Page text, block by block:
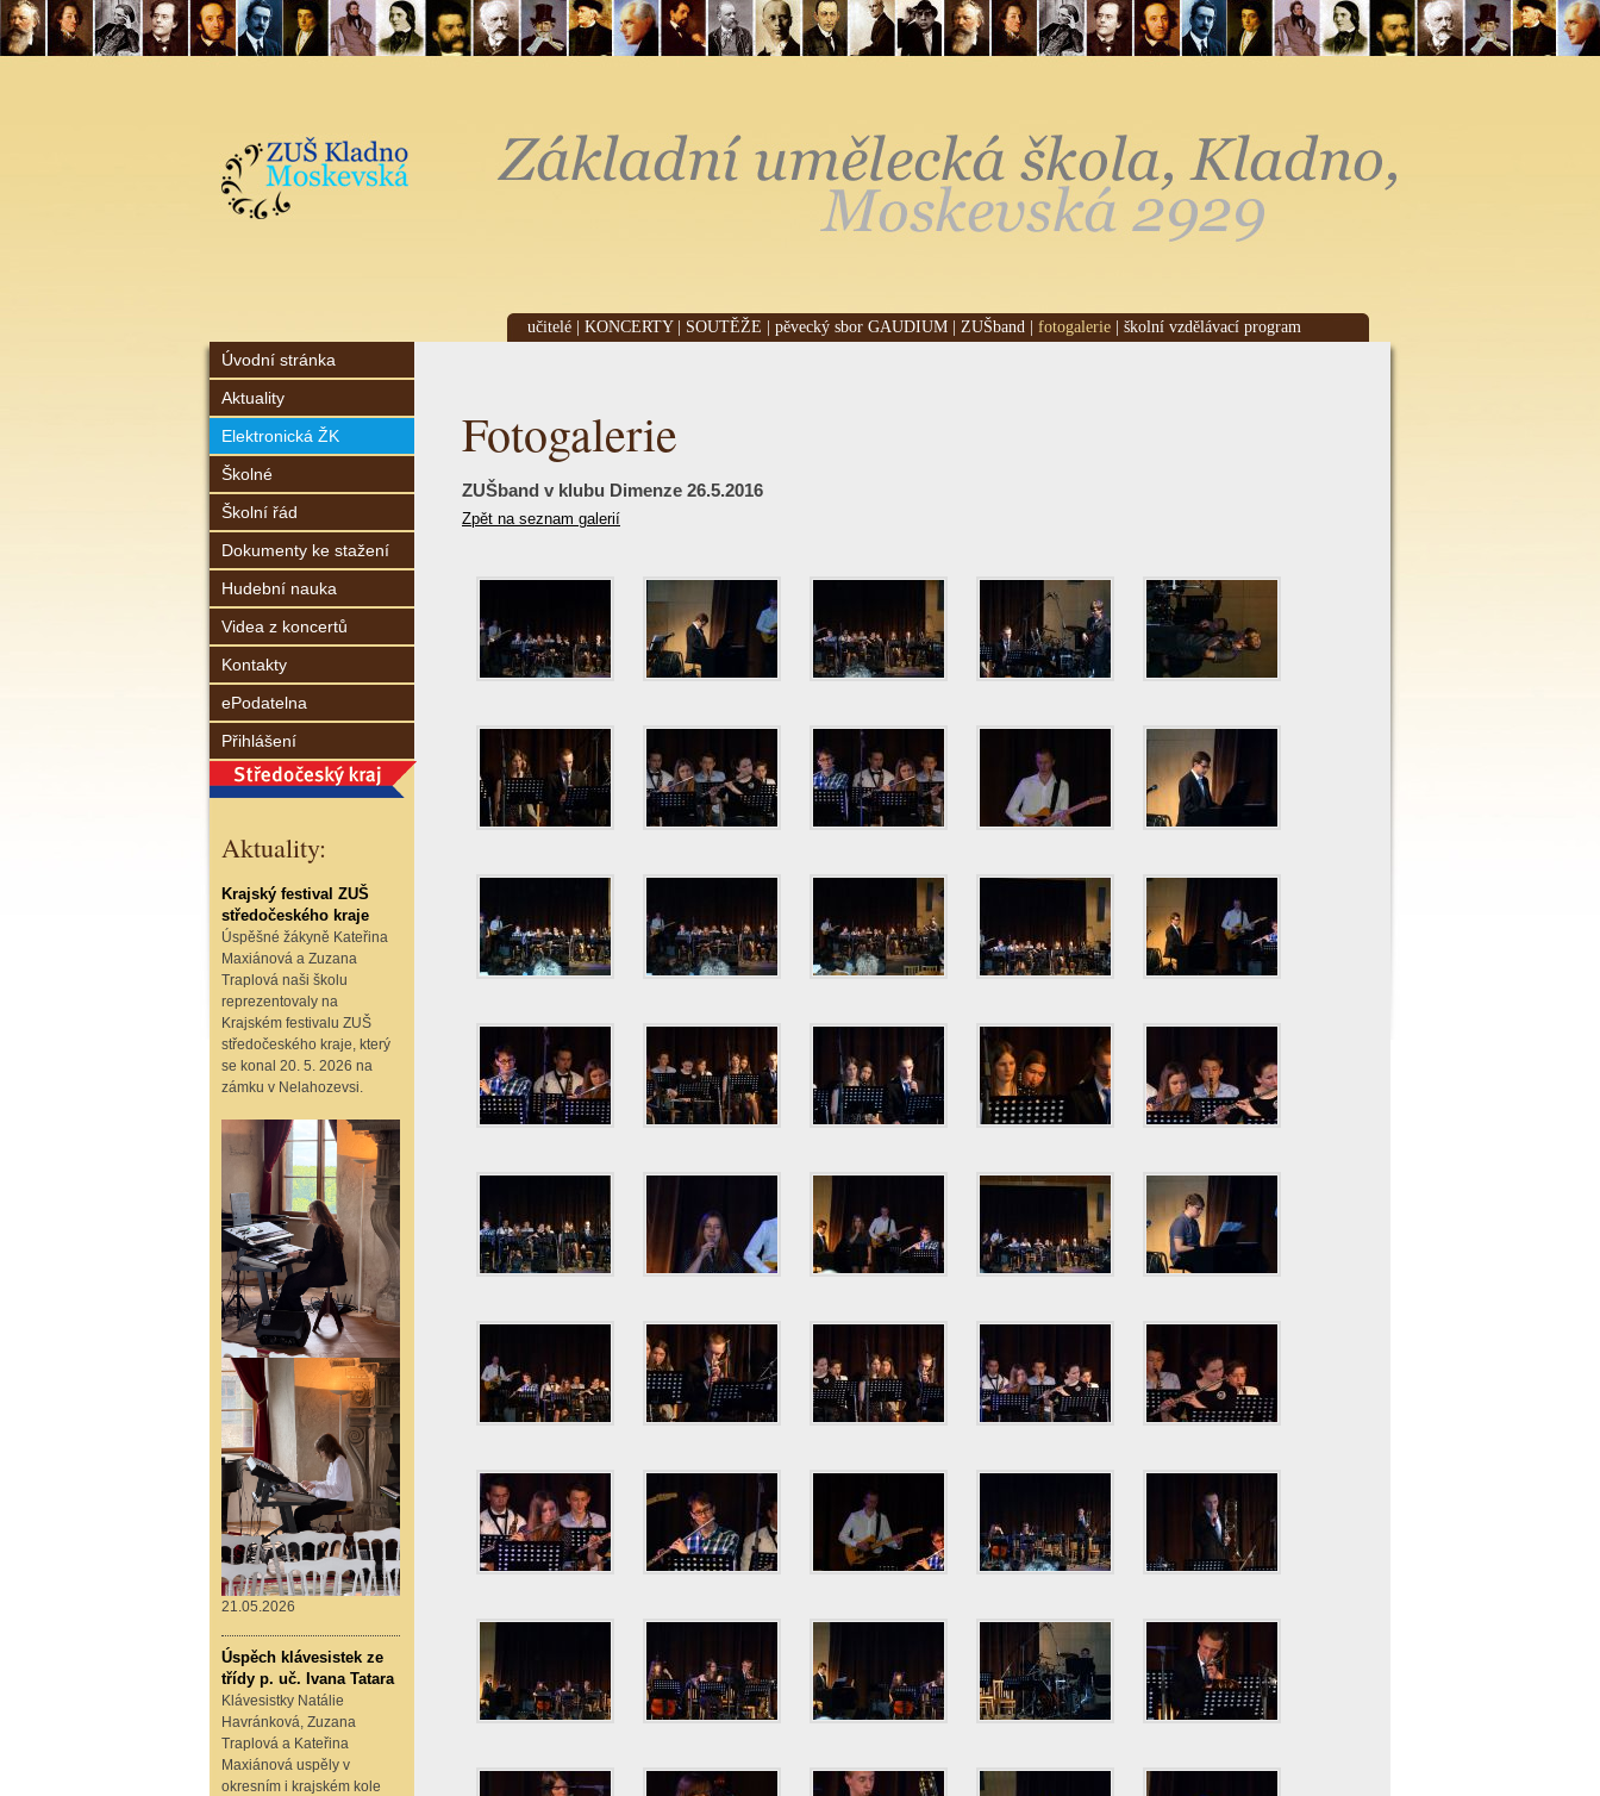
učitelé KONCERTY| SOUTĚŽE pěvecký sbor GAUDIUM ZUŠband fotogalerie školní vzdělávací program
Úvodní stránka
Aktuality
Elektronická ŽK
Školné
Školní řád
Dokumenty ke stažení
Hudební nauka
Videa z koncertů
Kontakty
ePodatelna
Přihlášení
Fotogalerie
ZUŠband v klubu Dimenze 26.5.2016
Zpět na seznam galerií
Aktuality:
Krajský festival ZUŠ
středočeského kraje
Úspěšné žákyně Kateřina
Maxiánová a Zuzana
Traplová naši školu
reprezentovaly na
Krajském festivalu ZUŠ
středočeského kraje, který
se konal 20. 5. 2026 na
zámku v Nelahozevsi.
21.05.2026
Úspěch klávesistek ze
třídy p. uč. Ivana Tatara
Klávesistky Natálie
Havránková, Zuzana
Traplová a Kateřina
Maxiánová uspěly v
okresním i krajském kole